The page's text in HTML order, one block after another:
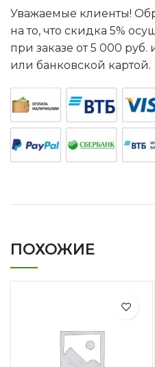
Уважаемые клиенты!
на то, что скидка 5%
при заказе от 5 000
или банковской картой.
ПОХОЖИЕ